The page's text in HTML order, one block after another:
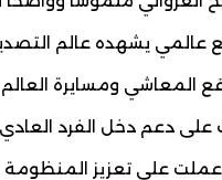
يشهده عالم
المعاشي ومسايرة
على دعم دخل الفرد
على تعزيز